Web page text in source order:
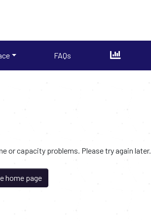
FAQs
or capacity problems. Please try again later.
home page